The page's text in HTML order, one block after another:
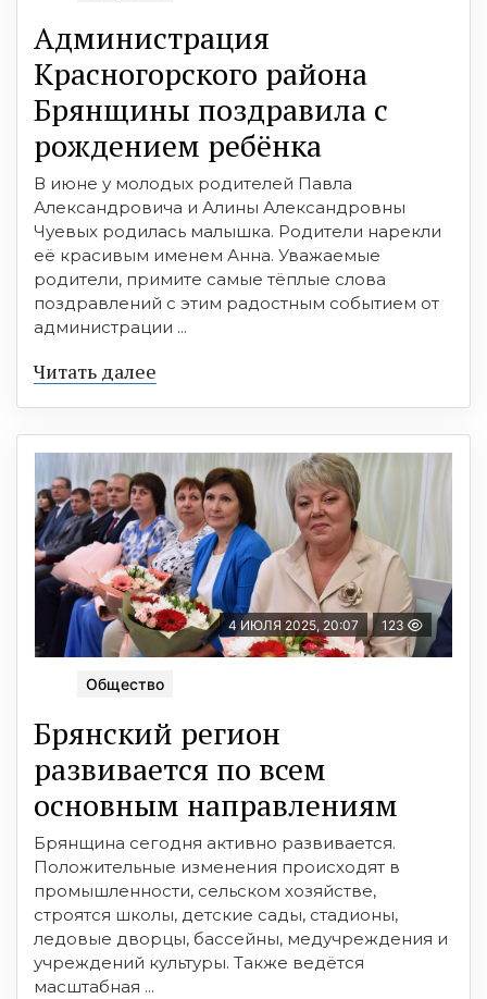
Администрация
Красногорского района
Брянщины поздравила с
рождением ребёнка
В июне у молодых родителей Павла
Александровича и Алины Александровны
Чуевых родилась малышка. Родители нарекли
её красивым именем Анна. Уважаемые
родители, примите самые тёплые слова
поздравлений с этим радостным событием от
администрации ...
Читать далее
4 ИЮЛЯ 2025, 20:07 123
Общество
Брянский регион
развивается по всем
основным направлениям
Брянщина сегодня активно развивается.
Положительные изменения происходят в
промышленности, сельском хозяйстве,
строятся школы, детские сады, стадионы,
ледовые дворцы, бассейны, медучреждения и
учреждений культуры. Также ведётся
масштабная ...